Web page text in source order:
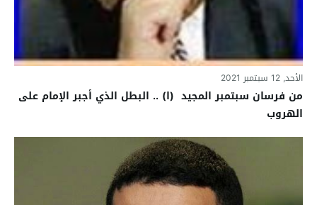
الأحد, 12 سبتمبر 2021
من فرسان سبتمبر المجيد (ا) .. البطل الذي أجبر الإمام على
الهروب